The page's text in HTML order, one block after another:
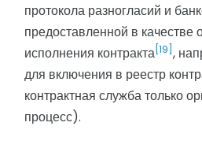
протокола разногласий и
предоставленной в качестве
исполнения контракта [19] ,
для включения в реестр
контрактная служба только
процесс).